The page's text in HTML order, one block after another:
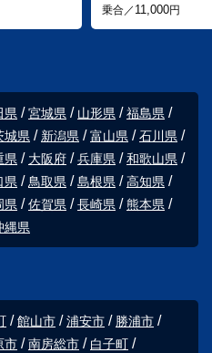
乗合／ 11,000円
県 宮城県 山形県
福島県
城県 新潟県 富山県
石川県
県 大阪府 兵庫県
和歌山県
県 鳥取県 島根県
高知県
県 佐賀県 長崎県
熊本県
縄県
館山市 浦安市
勝浦市
市 南房総市
白子町